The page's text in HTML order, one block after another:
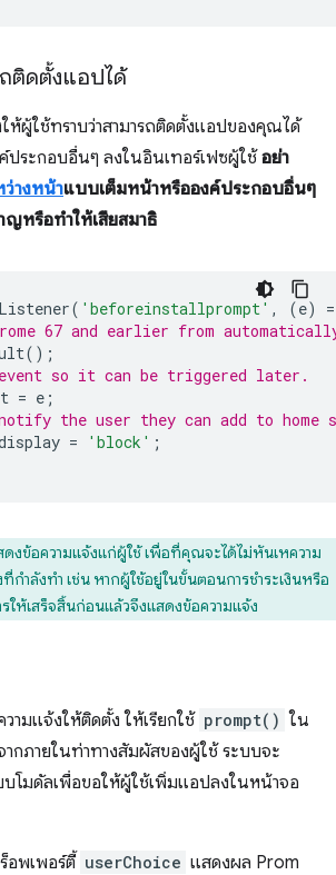
ถติดตั้งแอปได้
ห้ผู้ใช้ทราบว่าสามารถติดตั้งแอปของคุณได้
ประกอบอื่นๆ ลงในอินเทอร์เฟซผู้ใช้ อย่า
างหน้าแบบเต็มหน้าหรือองค์ประกอบอื่นๆ
ญหรือทำให้เสียสมาธิ
( 'beforeinstallprompt' , (e) =
67 and earlier from
();
so it can be triggered later.
= e ;
the user they can add to home
= 'block' ;
งข้อความแจ้งแก่ผู้ใช้ เพื่อที่คุณจะได้ไม่หันเหความ
กำลังทำ เช่น หากผู้ใช้อยู่ในขั้นตอนการชำระเงินหรือ
ให้เสร็จสิ้นก่อนแล้วจึงแสดงข้อความแจ้ง
ามแจ้งให้ติดตั้ง ให้เรียกใช้ prompt() ใน
กภายในท่าทางสัมผัสของผู้ใช้ ระบบจะ
โมดัลเพื่อขอให้ผู้ใช้เพิ่มแอปลงในหน้าจอ
พเพอร์ตี้ userChoice แสดงผล Prom